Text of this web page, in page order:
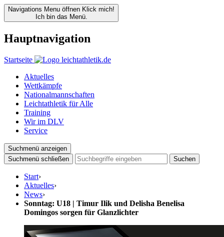
Navigations Menu öffnen Klick mich!
Ich bin das Menü.
Hauptnavigation
Startseite
Aktuelles
Wettkämpfe
Nationalmannschaften
Leichtathletik für Alle
Training
Wir im DLV
Service
Suchmenü anzeigen
Suchmenü schließen
Suchen
Start›
Aktuelles›
News›
Sonntag: U18 | Timur Ilik und Delisha Benelisa
Domingos sorgen für Glanzlichter